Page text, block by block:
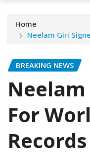
Home
Neelam Giri
BREAKING NEWS
Neelam
For